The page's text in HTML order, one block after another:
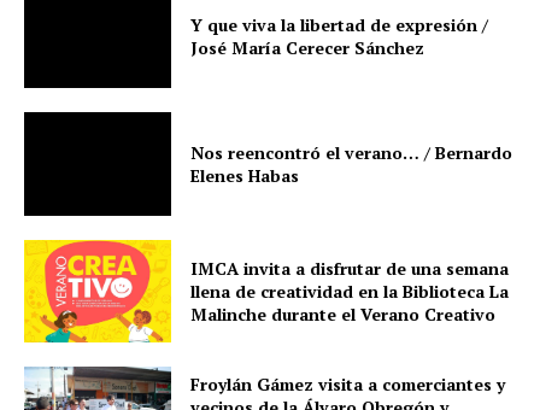
Y que viva la libertad de expresión /
José María Cerecer Sánchez
Nos reencontró el verano… / Bernardo
Elenes Habas
IMCA invita a disfrutar de una semana
llena de creatividad en la Biblioteca La
Malinche durante el Verano Creativo
Froylán Gámez visita a comerciantes y